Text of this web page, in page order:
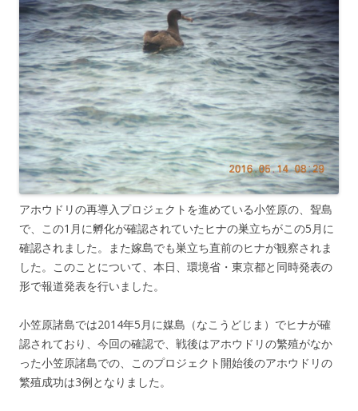
アホウドリの再導入プロジェクトを進めている小笠原の、聟島
で、この1月に孵化が確認されていたヒナの巣立ちがこの5月に
確認されました。また嫁島でも巣立ち直前のヒナが観察されま
した。このことについて、本日、環境省・東京都と同時発表の
形で報道発表を行いました。
小笠原諸島では2014年5月に媒島（なこうどじま）でヒナが確
認されており、今回の確認で、戦後はアホウドリの繁殖がなか
った小笠原諸島での、このプロジェクト開始後のアホウドリの
繁殖成功は3例となりました。